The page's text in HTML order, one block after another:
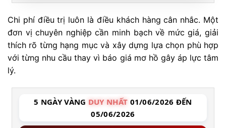
Chi phí điều trị luôn là điều khách hàng cân nhắc. Một
đơn vị chuyên nghiệp cần minh bạch về mức giá, giải
thích rõ từng hạng mục và xây dựng lựa chọn phù hợp
với từng nhu cầu thay vì báo giá mơ hồ gây áp lực tâm
lý.
5 NGÀY VÀNG DUY NHẤT 01/06/2026 ĐẾN
05/06/2026